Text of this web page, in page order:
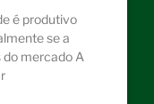
é produtivo
se a
mercado A